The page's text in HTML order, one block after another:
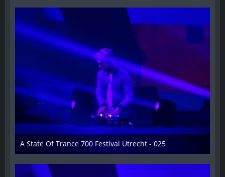
A State Of Trance 700 Festival Utrecht - 025
26. Februar 2015